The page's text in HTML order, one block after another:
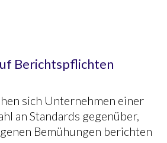
Berichtspflichten
sich Unternehmen einer
an Standards gegenüber,
Bemühungen berichten